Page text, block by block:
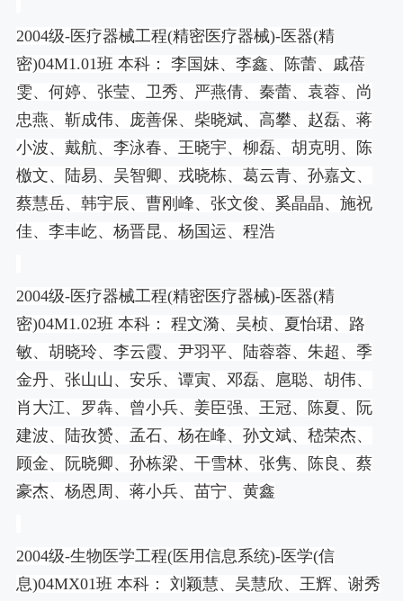
2004级-医疗器械工程(精密医疗器械)-医器(精
密)04M1.01班 本科： 李国妹、李鑫、陈蕾、戚蓓
雯、何婷、张莹、卫秀、严燕倩、秦蕾、袁蓉、尚
忠燕、靳成伟、庞善保、柴晓斌、高攀、赵磊、蒋
小波、戴航、李泳春、王晓宇、柳磊、胡克明、陈
檄文、陆易、吴智卿、戎晓栋、葛云青、孙嘉文、
蔡慧岳、韩宇辰、曹刚峰、张文俊、奚晶晶、施祝
佳、李丰屹、杨晋昆、杨国运、程浩
2004级-医疗器械工程(精密医疗器械)-医器(精
密)04M1.02班 本科： 程文漪、吴桢、夏怡珺、路
敏、胡晓玲、李云霞、尹羽平、陆蓉蓉、朱超、季
金丹、张山山、安乐、谭寅、邓磊、扈聪、胡伟、
肖大江、罗犇、曾小兵、姜臣强、王冠、陈夏、阮
建波、陆孜赟、孟石、杨在峰、孙文斌、嵇荣杰、
顾金、阮晓卿、孙栋梁、干雪林、张隽、陈良、蔡
豪杰、杨恩周、蒋小兵、苗宁、黄鑫
2004级-生物医学工程(医用信息系统)-医学(信
息)04MX01班 本科： 刘颖慧、吴慧欣、王辉、谢秀